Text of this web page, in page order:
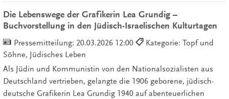
Die Lebenswege der Grafikerin Lea Grundig –
Buchvorstellung in den Jüdisch-Israelischen Kulturtagen
Pressemitteilung: 20.03.2026 12:00
Kategorie: Topf und
Söhne, Jüdisches Leben
Als Jüdin und Kommunistin von den Nationalsozialisten aus
Deutschland vertrieben, gelangte die 1906 geborene, jüdisch-
deutsche Grafikerin Lea Grundig 1940 auf abenteuerlichen